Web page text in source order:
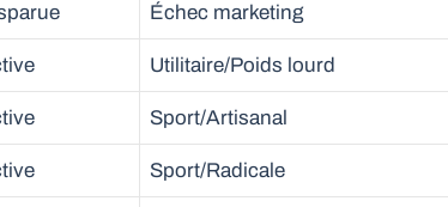
Échec marketing
Utilitaire/Poids lourd
Sport/Artisanal
Sport/Radicale